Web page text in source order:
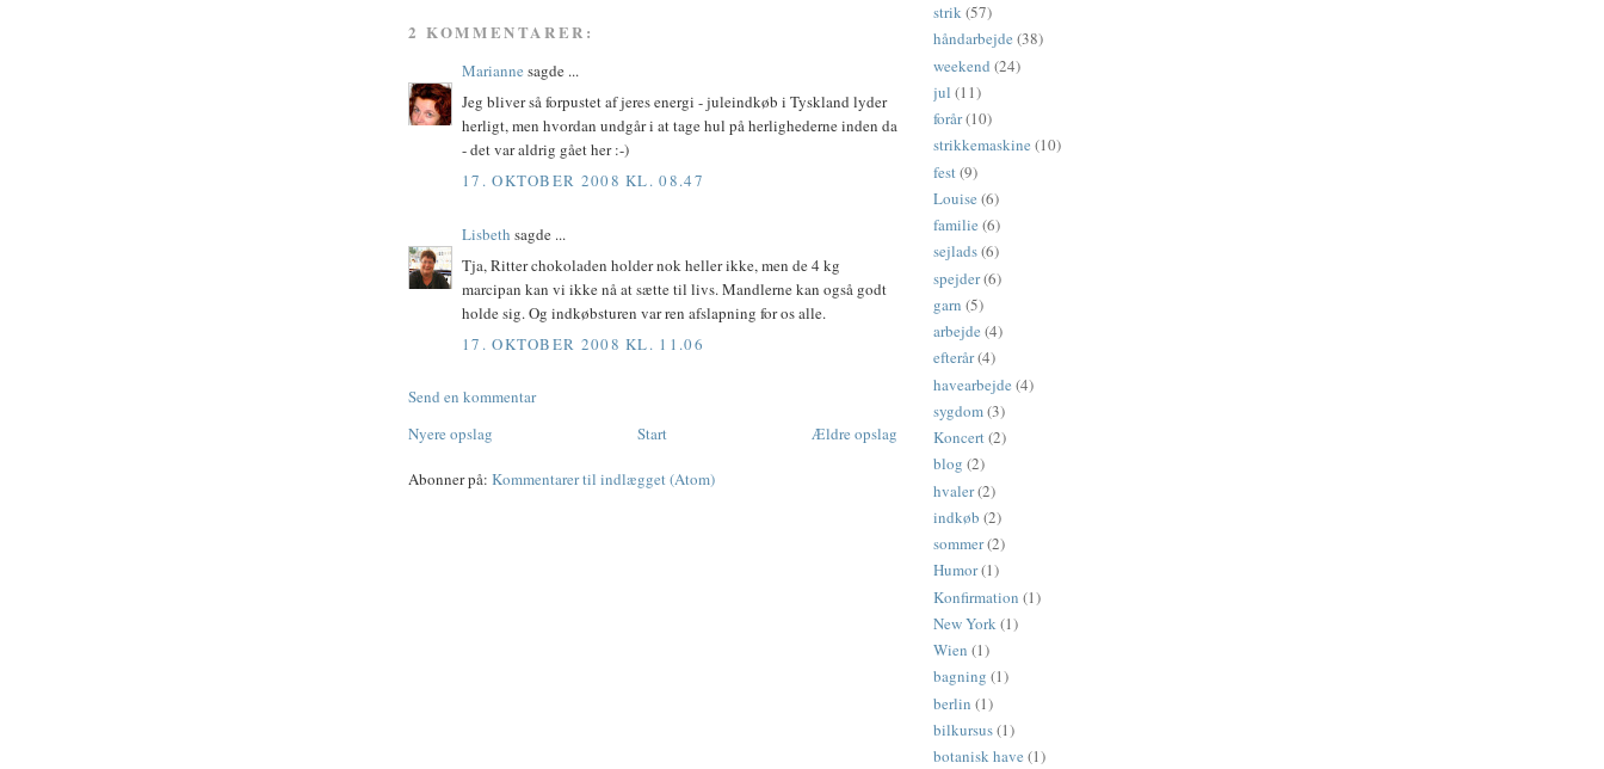
2 KOMMENTARER:
Marianne sagde ...
Jeg bliver så forpustet af jeres energi - juleindkøb i Tyskland lyder
herligt, men hvordan undgår i at tage hul på herlighederne inden da
- det var aldrig gået her :-)
17. OKTOBER 2008 KL. 08.47
Lisbeth sagde ...
Tja, Ritter chokoladen holder nok heller ikke, men de 4 kg
marcipan kan vi ikke nå at sætte til livs. Mandlerne kan også godt
holde sig. Og indkøbsturen var ren afslapning for os alle.
17. OKTOBER 2008 KL. 11.06
Send en kommentar
Nyere opslag
Ældre opslag
Start
Abonner på: Kommentarer til indlægget (Atom)
strik(57)
håndarbejde (38)
weekend (24)
jul (11)
forår(10)
strikkemaskine (10)
fest(9)
Louise (6)
familie (6)
sejlads(6)
spejder(6)
garn (5)
arbejde (4)
efterår(4)
havearbejde (4)
sygdom(3)
Koncert(2)
blog (2)
hvaler(2)
indkøb (2)
sommer(2)
Humor(1)
Konfirmation (1)
New York(1)
Wien (1)
bagning (1)
berlin (1)
bilkursus(1)
botanisk have (1)